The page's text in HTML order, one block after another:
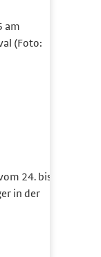
am
(Foto:
24. bis
in der